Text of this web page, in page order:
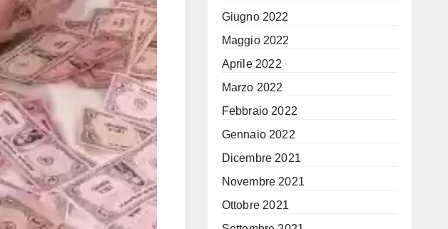
Giugno 2022
Maggio 2022
Aprile 2022
Marzo 2022
Febbraio 2022
Gennaio 2022
Dicembre 2021
Novembre 2021
Ottobre 2021